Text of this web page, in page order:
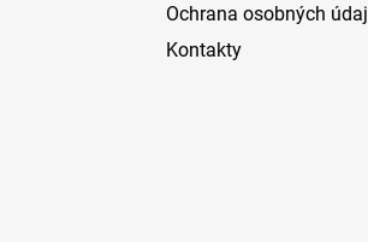
Ochrana osobných
Kontakty